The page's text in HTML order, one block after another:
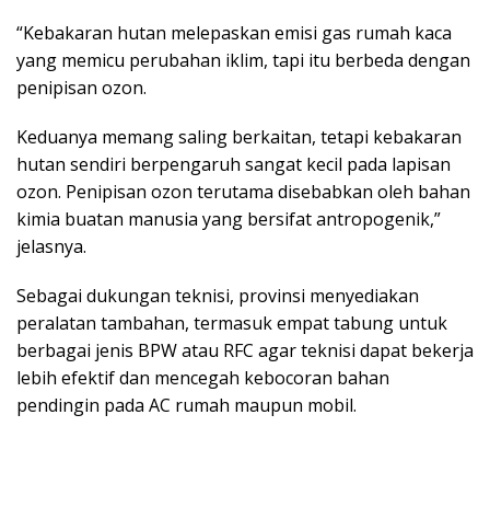
“Kebakaran hutan melepaskan emisi gas rumah kaca
yang memicu perubahan iklim, tapi itu berbeda dengan
penipisan ozon.
Keduanya memang saling berkaitan, tetapi kebakaran
hutan sendiri berpengaruh sangat kecil pada lapisan
ozon. Penipisan ozon terutama disebabkan oleh bahan
kimia buatan manusia yang bersifat antropogenik,”
jelasnya.
Sebagai dukungan teknisi, provinsi menyediakan
peralatan tambahan, termasuk empat tabung untuk
berbagai jenis BPW atau RFC agar teknisi dapat bekerja
lebih efektif dan mencegah kebocoran bahan
pendingin pada AC rumah maupun mobil.